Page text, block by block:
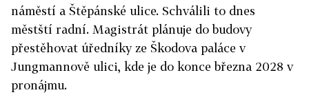
náměstí a Štěpánské ulice. Schválili to dnes
městští radní. Magistrát plánuje do budovy
přestěhovat úředníky ze Škodova paláce v
Jungmannově ulici, kde je do konce března 2028 v
pronájmu.